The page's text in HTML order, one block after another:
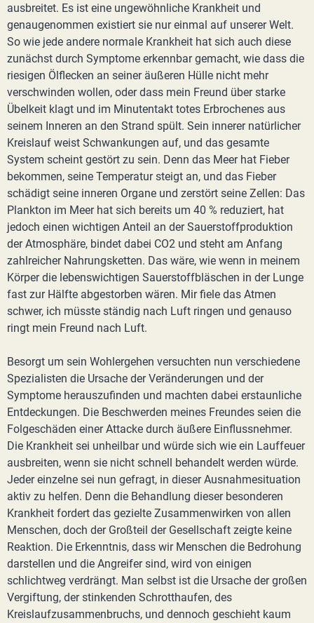
ausbreitet. Es ist eine ungewöhnliche Krankheit und
genaugenommen existiert sie nur einmal auf unserer Welt.
So wie jede andere normale Krankheit hat sich auch diese
zunächst durch Symptome erkennbar gemacht, wie dass die
riesigen Ölflecken an seiner äußeren Hülle nicht mehr
verschwinden wollen, oder dass mein Freund über starke
Übelkeit klagt und im Minutentakt totes Erbrochenes aus
seinem Inneren an den Strand spült. Sein innerer natürlicher
Kreislauf weist Schwankungen auf, und das gesamte
System scheint gestört zu sein. Denn das Meer hat Fieber
bekommen, seine Temperatur steigt an, und das Fieber
schädigt seine inneren Organe und zerstört seine Zellen: Das
Plankton im Meer hat sich bereits um 40 % reduziert, hat
jedoch einen wichtigen Anteil an der Sauerstoffproduktion
der Atmosphäre, bindet dabei CO2 und steht am Anfang
zahlreicher Nahrungsketten. Das wäre, wie wenn in meinem
Körper die lebenswichtigen Sauerstoffbläschen in der Lunge
fast zur Hälfte abgestorben wären. Mir fiele das Atmen
schwer, ich müsste ständig nach Luft ringen und genauso
ringt mein Freund nach Luft.
Besorgt um sein Wohlergehen versuchten nun verschiedene
Spezialisten die Ursache der Veränderungen und der
Symptome herauszufinden und machten dabei erstaunliche
Entdeckungen. Die Beschwerden meines Freundes seien die
Folgeschäden einer Attacke durch äußere Einflussnehmer.
Die Krankheit sei unheilbar und würde sich wie ein Lauffeuer
ausbreiten, wenn sie nicht schnell behandelt werden würde.
Jeder einzelne sei nun gefragt, in dieser Ausnahmesituation
aktiv zu helfen. Denn die Behandlung dieser besonderen
Krankheit fordert das gezielte Zusammenwirken von allen
Menschen, doch der Großteil der Gesellschaft zeigte keine
Reaktion. Die Erkenntnis, dass wir Menschen die Bedrohung
darstellen und die Angreifer sind, wird von einigen
schlichtweg verdrängt. Man selbst ist die Ursache der großen
Vergiftung, der stinkenden Schrotthaufen, des
Kreislaufzusammenbruchs, und dennoch geschieht kaum